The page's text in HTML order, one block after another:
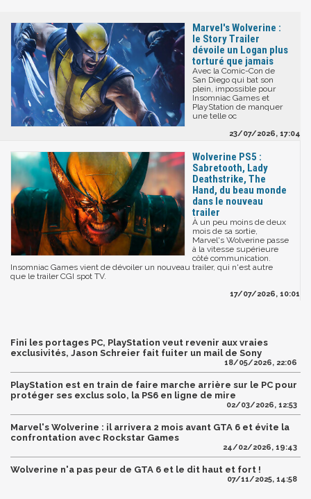
Marvel's Wolverine :
le Story Trailer
dévoile un Logan plus
torturé que jamais
Avec la Comic-Con de
San Diego qui bat son
plein, impossible pour
Insomniac Games et
PlayStation de manquer
une telle oc
23/07/2026, 17:04
Wolverine PS5 :
Sabretooth, Lady
Deathstrike, The
Hand, du beau monde
dans le nouveau
trailer
À un peu moins de deux
mois de sa sortie,
Marvel's Wolverine passe
à la vitesse supérieure
côté communication.
Insomniac Games vient de dévoiler un nouveau trailer, qui n'est autre
que le trailer CGI spot TV.
17/07/2026, 10:01
Fini les portages PC, PlayStation veut revenir aux vraies
exclusivités, Jason Schreier fait fuiter un mail de Sony
18/05/2026, 22:06
PlayStation est en train de faire marche arrière sur le PC pour
protéger ses exclus solo, la PS6 en ligne de mire
02/03/2026, 12:53
Marvel's Wolverine : il arrivera 2 mois avant GTA 6 et évite la
confrontation avec Rockstar Games
24/02/2026, 19:43
Wolverine n'a pas peur de GTA 6 et le dit haut et fort !
07/11/2025, 14:58